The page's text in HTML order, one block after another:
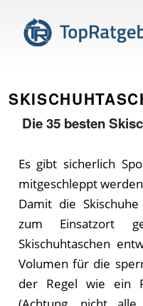
Die35 besten
Es gibt sicherlich
mitgeschleppt
Damit die
zum Einsatzort
Skischuhtaschen
Volumen für die
der Regel wie ein